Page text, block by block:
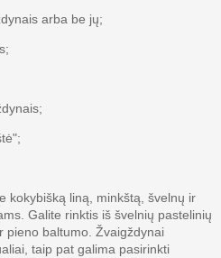
arba be jų;
kokybišką liną, minkštą, švelnų ir
Galite rinktis iš švelnių pastelinių
pieno baltumo. Žvaigždynai
taip pat galima pasirinkti